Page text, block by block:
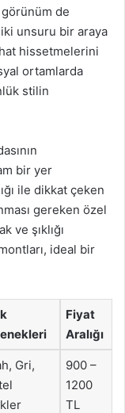
görünüm de
unsuru bir araya
hissetmelerini
ortamlarda
stilin
bir yer
ile dikkat çeken
gereken özel
ve şıklığı
ideal bir
Fiyat
Aralığı
Gri,
900 –
1200
TL